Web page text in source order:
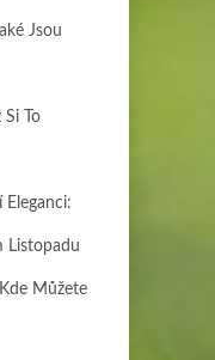
Jsou
Si To
Eleganci:
Listopadu
Můžete